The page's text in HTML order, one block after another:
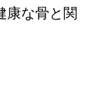
康な骨と関